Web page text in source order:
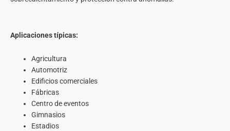
Aplicaciones típicas:
Agricultura
Automotriz
Edificios comerciales
Fábricas
Centro de eventos
Gimnasios
Estadios